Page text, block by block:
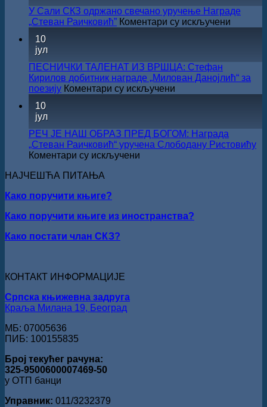
У Сали СКЗ одржано свечано уручење Награде
„Стеван Раичковић” Коментари су искључени
свечано
Награде
10
јул
ПЕСНИЧКИ ТАЛЕНАТ ИЗ ВРШЦА: Стефан
Кирилов добитник награде „Милован Данојлић“ за
поезију Коментари су искључени
ВРШЦА:
Стефан
Кирилов
поезију
10
јул
РЕЧ ЈЕ НАШ ОБРАЗ ПРЕД БОГОМ: Награда
„Стеван Раичковић“ уручена Слободану Ристовићу
Коментари су искључени
БОГОМ:
НАЈЧЕШЋА ПИТАЊА
Како поручити књиге?
Како поручити књиге из иностранства?
Како постати члан СКЗ?
КОНТАКТ ИНФОРМАЦИЈЕ
Српска књижевна задруга
Краља Милана 19, Београд
МБ: 07005636
ПИБ: 100155835
Број текућег рачуна:
325-9500600007469-50
у ОТП банци
Управник: 011/3232379